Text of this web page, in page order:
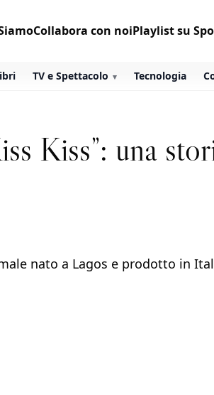
Collabora con noiPlaylist su
TV e Spettacolo Tecnologia
Kiss”: una
nato a Lagos e prodotto in